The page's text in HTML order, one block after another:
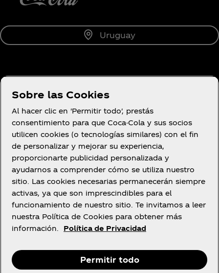
n
s
Uruguay
Sobre Nosotros
¿Necesitas ayuda?
Legal
FacebookInstagram
Youtube
Sobre las Cookies
Al hacer clic en 'Permitir todo', prestás
consentimiento para que Coca-Cola y sus socios
utilicen cookies (o tecnologías similares) con el fin
de personalizar y mejorar su experiencia,
proporcionarte publicidad personalizada y
ayudarnos a comprender cómo se utiliza nuestro
sitio. Las cookies necesarias permanecerán siempre
activas, ya que son imprescindibles para el
funcionamiento de nuestro sitio. Te invitamos a leer
nuestra Política de Cookies para obtener más
información.
Política de Privacidad
Permitir todo